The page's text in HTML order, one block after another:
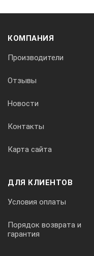
Автономная работа
Количество розеток
1
КОМПАНИЯ
Производители
Отзывы
Новости
Контакты
Карта сайта
ДЛЯ КЛИЕНТОВ
Условия оплаты
Порядок возврата и
гарантия